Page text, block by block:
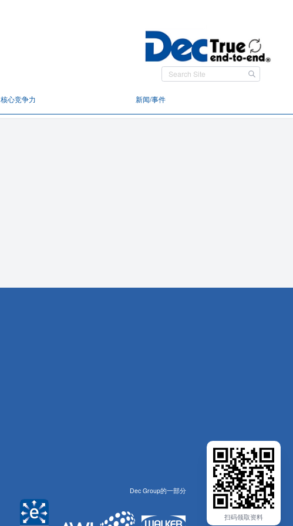
核心竞争力 新闻/事件
Dec Group的一部分
扫码领取资料